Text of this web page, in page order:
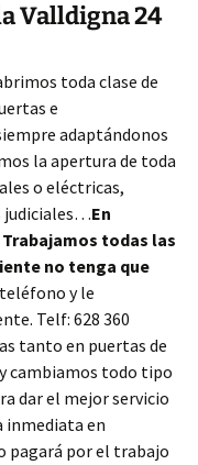
Valldigna 24
toda clase de
e
adaptándonos
la apertura de toda
o eléctricas,
judiciales…En
Trabajamos todas las
no tenga que
y le
Telf: 628 360
tanto en puertas de
cambiamos todo tipo
dar el mejor servicio
inmediata en
pagará por el trabajo